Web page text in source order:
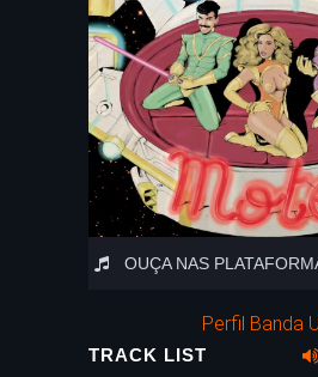
OUÇA NAS
Perfil Banda
TRACK LIST